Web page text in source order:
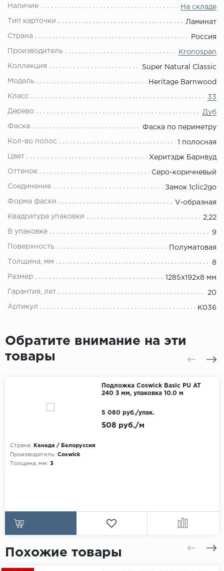
Наличие На складе
Тип карточки Ламинат
Страна Россия
Производитель Kronospan
Коллекция Super Natural Classic
Модель Heritage Barnwood
Класс 33
Дерево Дуб
Фаска Фаска по периметру
Кол-во полос 1 полосная
Цвет Херитэдж Барнвуд
Оттенок Серо-коричневый
Соединение Замок 1clic2go
Форма фаски V-образная
Квадратура упаковки 2,22
В упаковке 9
Поверхность Полуматовая
Толщина, мм 8
Размер 1285x192x8 мм
Гарантия, лет 20
Артикул К036
Обратите внимание на эти
товары
Подложка Coswick Basic PU AT
240 3 мм, упаковка 10.0 м
Страна:
Канада / Белоруссия
Производитель: Coswick
Толщина, мм: 3
508 руб./м
5 080 руб./упак.
Похожие товары